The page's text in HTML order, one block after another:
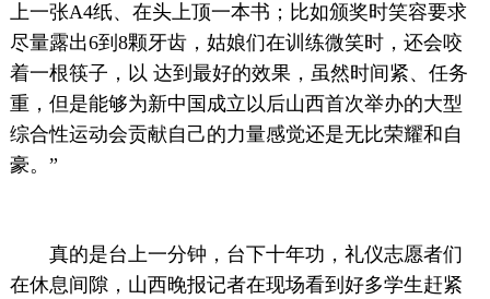
上一张A4纸、在头上顶一本书；比如颁奖时笑容要求
尽量露出6到8颗牙齿，姑娘们在训练微笑时，还会咬
着一根筷子，以 达到最好的效果，虽然时间紧、任务
重，但是能够为新中国成立以后山西首次举办的大型
综合性运动会贡献自己的力量感觉还是无比荣耀和自
豪。”
真的是台上一分钟，台下十年功，礼仪志愿者们
在休息间隙，山西晚报记者在现场看到好多学生赶紧